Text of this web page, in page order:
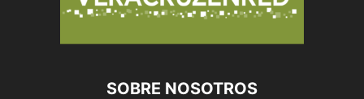
SOBRE NOSOTROS